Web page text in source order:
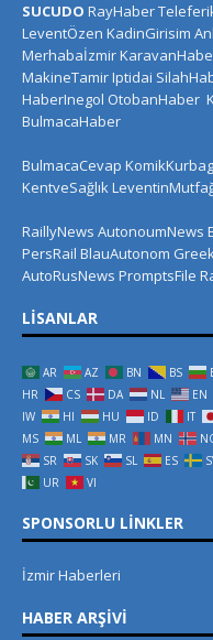
SUCUDO RayHaber
LeventÖzen KadinGirisim
Merhabaİzmir
MakineTamirIptidai
HaberInegol OtobanHaber
BulmacaHaber
BulmacaCevap
KentveSağlık
RaillyNews AutonoumNews
PersRail BlauAutonom
AutoRusNews PromptsFile
LISANLAR
AR AZ BN BS
HR
CS DA NL EN
IW
HI HU ID IT
MS
ML MR MN
SR
SK SL ES
UR
VI
SPONSORLU LINKLER
İzmir Haberleri
HABER ARŞIVI